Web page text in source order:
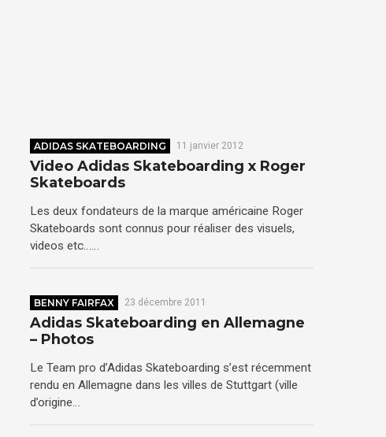
ADIDAS SKATEBOARDING 11 janvier 2012
Video Adidas Skateboarding x Roger
Skateboards
Les deux fondateurs de la marque américaine Roger
Skateboards sont connus pour réaliser des visuels,
videos etc……
BENNY FAIRFAX 23 décembre 2011
Adidas Skateboarding en Allemagne
– Photos
Le Team pro d’Adidas Skateboarding s’est récemment
rendu en Allemagne dans les villes de Stuttgart (ville
d’origine…